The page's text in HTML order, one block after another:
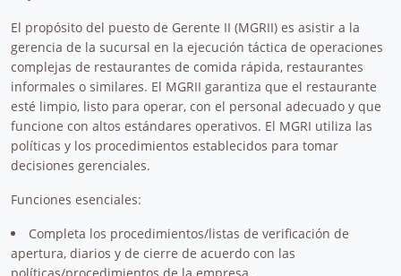
El propósito del puesto de Gerente II (MGRII) es asistir a la
gerencia de la sucursal en la ejecución táctica de operaciones
complejas de restaurantes de comida rápida, restaurantes
informales o similares. El MGRII garantiza que el restaurante
esté limpio, listo para operar, con el personal adecuado y que
funcione con altos estándares operativos. El MGRI utiliza las
políticas y los procedimientos establecidos para tomar
decisiones gerenciales.
Funciones esenciales:
Completa los procedimientos/listas de verificación de
apertura, diarios y de cierre de acuerdo con las